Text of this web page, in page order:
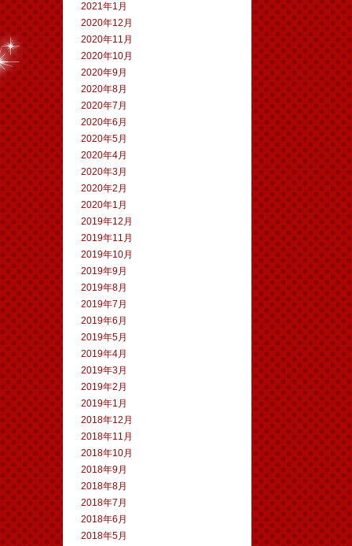
2021年1月
2020年12月
2020年11月
2020年10月
2020年9月
2020年8月
2020年7月
2020年6月
2020年5月
2020年4月
2020年3月
2020年2月
2020年1月
2019年12月
2019年11月
2019年10月
2019年9月
2019年8月
2019年7月
2019年6月
2019年5月
2019年4月
2019年3月
2019年2月
2019年1月
2018年12月
2018年11月
2018年10月
2018年9月
2018年8月
2018年7月
2018年6月
2018年5月